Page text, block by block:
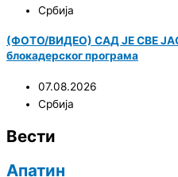
Србија
(ФОТО/ВИДЕО) САД ЈЕ СВЕ
блокадерског програма
07.08.2026
Србија
Вести
Апатин